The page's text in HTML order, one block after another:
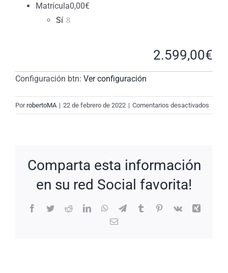
Matrícula0,00€
Sí
2.599,00€
Configuración btn: Ver configuración
PorrobertoMA | 22 de febrero de 2022 | Comentarios desactivados
New
Comparta esta información
en su red Social favorita!
Facebook
TwitterRedditLinkedInWhatsApp
TelegramTumblrPinterest
Vk
Xing
Correo